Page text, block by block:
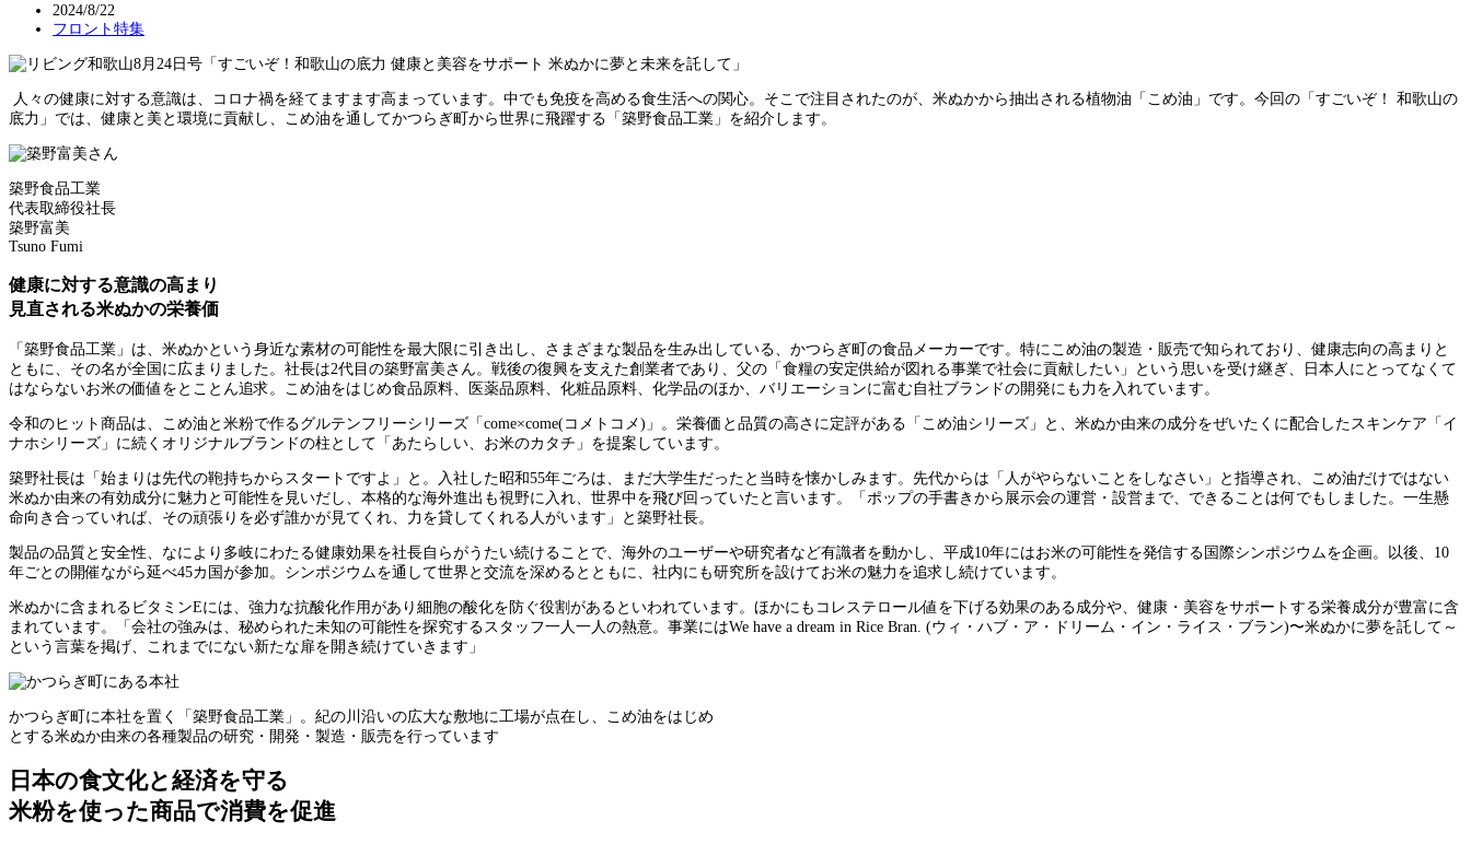
2024/8/22
フロント特集
人々の健康に対する意識は、コロナ禍を経てますます高まっています。中でも免疫を高める食生活への関心。そこで注目されたのが、米ぬかから抽出される植物油「こめ油」です。今回の「すごいぞ！ 和歌山の
底力」では、健康と美と環境に貢献し、こめ油を通してかつらぎ町から世界に飛躍する「築野食品工業」を紹介します。
築野食品工業
代表取締役社長
築野富美
Tsuno Fumi
健康に対する意識の高まり
見直される米ぬかの栄養価
「築野食品工業」は、米ぬかという身近な素材の可能性を最大限に引き出し、さまざまな製品を生み出している、かつらぎ町の食品メーカーです。特にこめ油の製造・販売で知られており、健康志向の高まりと
ともに、その名が全国に広まりました。社長は2代目の築野富美さん。戦後の復興を支えた創業者であり、父の「食糧の安定供給が図れる事業で社会に貢献したい」という思いを受け継ぎ、日本人にとってなくて
はならないお米の価値をとことん追求。こめ油をはじめ食品原料、医薬品原料、化粧品原料、化学品のほか、バリエーションに富む自社ブランドの開発にも力を入れています。
令和のヒット商品は、こめ油と米粉で作るグルテンフリーシリーズ「come×come(コメトコメ)」。栄養価と品質の高さに定評がある「こめ油シリーズ」と、米ぬか由来の成分をぜいたくに配合したスキンケア「イ
ナホシリーズ」に続くオリジナルブランドの柱として「あたらしい、お米のカタチ」を提案しています。
築野社長は「始まりは先代の鞄持ちからスタートですよ」と。入社した昭和55年ごろは、まだ大学生だったと当時を懐かしみます。先代からは「人がやらないことをしなさい」と指導され、こめ油だけではない
米ぬか由来の有効成分に魅力と可能性を見いだし、本格的な海外進出も視野に入れ、世界中を飛び回っていたと言います。「ポップの手書きから展示会の運営・設営まで、できることは何でもしました。一生懸
命向き合っていれば、その頑張りを必ず誰かが見てくれ、力を貸してくれる人がいます」と築野社長。
製品の品質と安全性、なにより多岐にわたる健康効果を社長自らがうたい続けることで、海外のユーザーや研究者など有識者を動かし、平成10年にはお米の可能性を発信する国際シンポジウムを企画。以後、10
年ごとの開催ながら延べ45カ国が参加。シンポジウムを通して世界と交流を深めるとともに、社内にも研究所を設けてお米の魅力を追求し続けています。
米ぬかに含まれるビタミンEには、強力な抗酸化作用があり細胞の酸化を防ぐ役割があるといわれています。ほかにもコレステロール値を下げる効果のある成分や、健康・美容をサポートする栄養成分が豊富に含
まれています。「会社の強みは、秘められた未知の可能性を探究するスタッフ一人一人の熱意。事業にはWe have a dream in Rice Bran. (ウィ・ハブ・ア・ドリーム・イン・ライス・ブラン)〜米ぬかに夢を託して～
という言葉を掲げ、これまでにない新たな扉を開き続けていきます」
かつらぎ町に本社を置く「築野食品工業」。紀の川沿いの広大な敷地に工場が点在し、こめ油をはじめ
とする米ぬか由来の各種製品の研究・開発・製造・販売を行っています
日本の食文化と経済を守る
米粉を使った商品で消費を促進